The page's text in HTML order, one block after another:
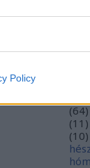
Policy
(64)
(11 )
(10)